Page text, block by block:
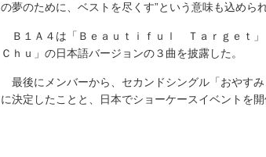
の夢のために、ベストを尽くす”という意味も込めら
Ｂ１Ａ４は「Ｂｅａｕｔｉｆｕｌ Ｔａｒｇｅｔ
Ｃｈｕ」の日本語バージョンの３曲を披露した。
最後にメンバーから、セカンドシングル「おやす
に決定したことと、日本でショーケースイベントを開